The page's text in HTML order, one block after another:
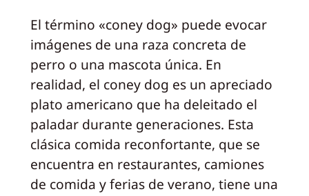
El término «coney dog» puede evocar
imágenes de una raza concreta de
perro o una mascota única. En
realidad, el coney dog es un apreciado
plato americano que ha deleitado el
paladar durante generaciones. Esta
clásica comida reconfortante, que se
encuentra en restaurantes, camiones
de comida y ferias de verano, tiene una